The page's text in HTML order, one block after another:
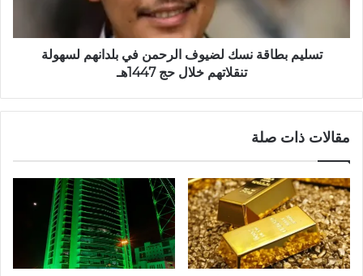
تسليم بطاقة نسك لضيوف الرحمن في بلدانهم لسهولة
تنقلاتهم خلال حج 1447هـ
مقالات ذات صلة